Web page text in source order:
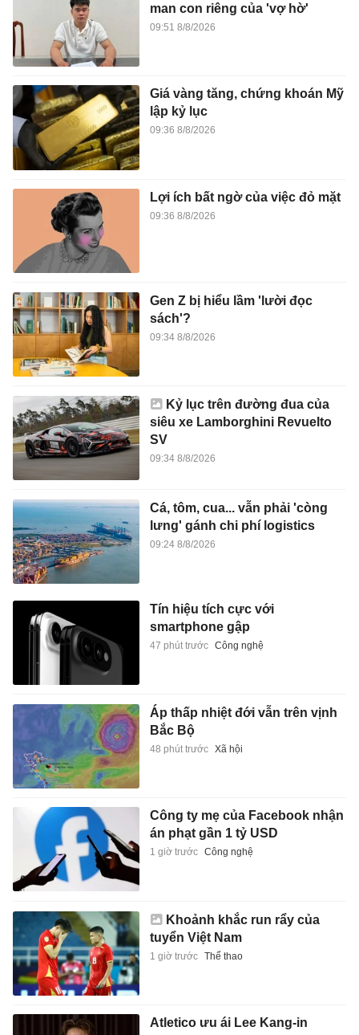
man con riêng của 'vợ hờ'
09:51 8/8/2026
Giá vàng tăng, chứng khoán Mỹ
lập kỷ lục
09:36 8/8/2026
Lợi ích bất ngờ của việc đỏ mặt
09:36 8/8/2026
Gen Z bị hiểu lầm 'lười đọc
sách'?
09:34 8/8/2026
Kỷ lục trên đường đua của
siêu xe Lamborghini Revuelto
SV
09:34 8/8/2026
Cá, tôm, cua... vẫn phải 'còng
lưng' gánh chi phí logistics
09:24 8/8/2026
Tín hiệu tích cực với
smartphone gập
47 phút trước Công nghệ
Áp thấp nhiệt đới vẫn trên vịnh
Bắc Bộ
48 phút trước Xã hội
Công ty mẹ của Facebook nhận
án phạt gần 1 tỷ USD
1 giờ trước Công nghệ
Khoảnh khắc run rẩy của
tuyển Việt Nam
1 giờ trước Thể thao
Atletico ưu ái Lee Kang-in